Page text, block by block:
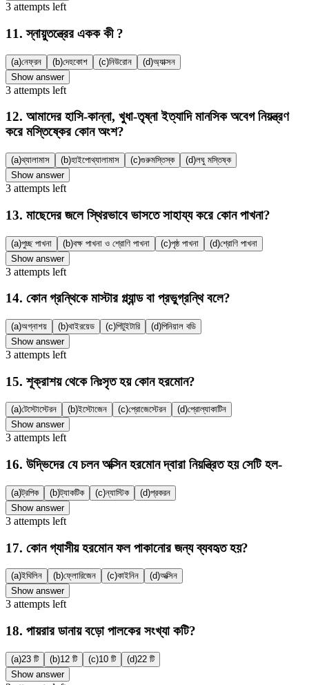
3 attempts left
11.স্নায়ুতন্ত্রের একক কী ?
(a)নেফ্রন (b)দেহকোশ (c)নিউরোন (d)অ্যাক্সন
Show answer
3 attempts left
12. আমাদের হাসি-কান্না, খুধা-তৃষ্না ইত্যাদি মানসিক অবেগ নিয়ন্ত্রণ
করে মস্তিষ্কের কোন অংশ?
(a)থ্যালামাস (b)হাইপোথ্যালামাস (c)গুরুমস্তিস্ক (d)লঘু মস্তিষ্ক
Show answer
3 attempts left
13. মাছেদের জলে স্থিরভাবে ভাসতে সাহায্য করে কোন পাখনা?
(a)পুচ্ছ পাখনা (b)বক্ষ পাখনা ও শ্রোণি পাখনা (c)পৃষ্ঠ পাখনা (d)শ্রোণি পাখনা
Show answer
3 attempts left
14. কোন গ্রন্থিকে মাস্টার গ্ল্যান্ড বা প্রভুগ্রন্থি বলে?
(a)অগ্নাশয় (b)থাইরয়েড (c)পিটুইটারি (d)পিনিয়াল বডি
Show answer
3 attempts left
15. শূক্রাশয় থেকে নিঃসৃত হয় কোন হরমোন?
(a)টেস্টোস্টেরন (b)ইস্টোজেন (c)প্রোজেস্টেরন (d)প্রোল্যাকাটিন
Show answer
3 attempts left
16. উদ্ভিদের যে চলন অক্সিন হরমোন দ্বারা নিয়ন্ত্রিত হয় সেটি হল-
(a)ট্রপিক (b)ট্যাকটিক (c)ন্যাস্টিক (d)প্রকরন
Show answer
3 attempts left
17. কোন গ্যাসীয় হরমোন ফল পাকানোর জন্য ব্যবহৃত হয়?
(a)ইথিলিন (b)ফ্লোরিজেন (c)কাইনিন (d)অক্সিন
Show answer
3 attempts left
18. পায়রার ডানায় বড়ো পালকের সংখ্যা কটি?
(a)23 টি (b)12 টি (c)10 টি (d)22 টি
Show answer